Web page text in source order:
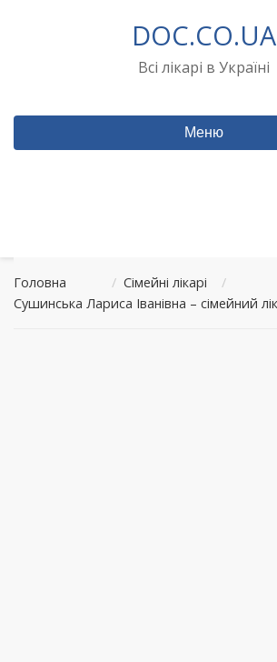
DOC.CO.UA
Всі лікарі в Україні
Меню
Головна / Сімейні лікарі
/
Сушинська Лариса Іванівна – сімейний